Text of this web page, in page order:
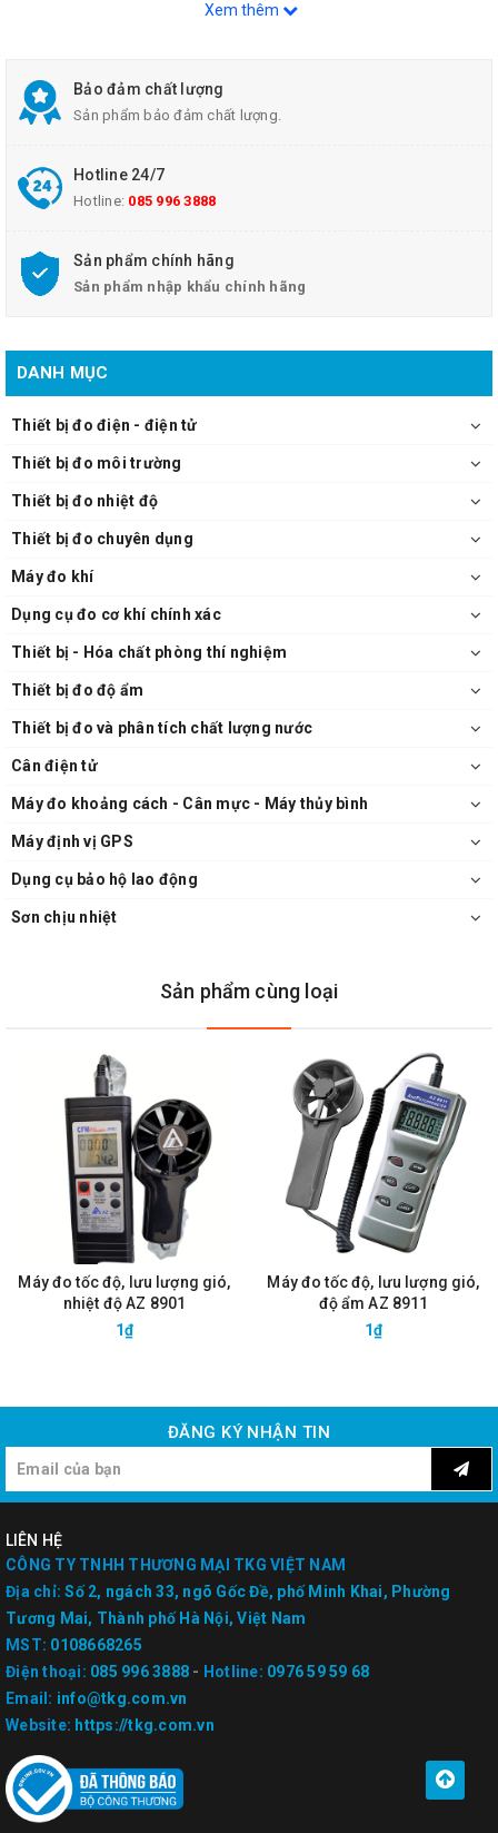
- knots: Dải: 0.8 to 38.8 knots; Độ phân giải: 0.1knots; Độ chính xác:
- CFM: Dải: 0.847 đến 1,271,300; 0.001CFM
- CMM: Dải: 0.024 đến 36,000; 0.001CMM
xác: ±1.2°C
Nhiệt độ (Loại K): Dải: -100°C đến 1300°C; Độ phân giải: 0.1°; Độ
Trọng lượng: 5.6oz (160g)
Đường kính cánh quạt: ~1" (27mm)
Máy đo tốc độ lưu lượng gió nhiệt độ EXTECH AN510
Xem thêm
Bảo đảm chất lượng
Sản phẩm bảo đảm chất lượng.
Hotline 24/7
Hotline: 085 996 3888
Sản phẩm chính hãng
Sản phẩm nhập khẩu chính hãng
DANH MỤC
Thiết bị đo điện - điện tử
Thiết bị đo môi trường
Thiết bị đo nhiệt độ
Thiết bị đo chuyên dụng
Máy đo khí
Dụng cụ đo cơ khí chính xác
Thiết bị - Hóa chất phòng thí nghiệm
Thiết bị đo độ ẩm
Thiết bị đo và phân tích chất lượng nước
Cân điện tử
Máy đo khoảng cách - Cân mực - Máy thủy bình
Máy định vị GPS
Dụng cụ bảo hộ lao động
Sơn chịu nhiệt
Sản phẩm cùng loại
Máy đo tốc độ, lưu lượng gió,
nhiệt độ AZ 8901
1₫
Máy đo tốc độ, lưu lượng gió,
độ ẩm AZ 8911
1₫
ĐĂNG KÝ NHẬN TIN
LIÊN HỆ
CÔNG TY TNHH THƯƠNG MẠI TKG VIỆT NAM
Địa chỉ: Số 2, ngách 33, ngõ Gốc Đề, phố Minh Khai, Phường
Tương Mai, Thành phố Hà Nội, Việt Nam
MST: 0108668265
Điện thoại: 085 996 3888 - Hotline: 0976 59 59 68
Email: info@tkg.com.vn
Website: https://tkg.com.vn